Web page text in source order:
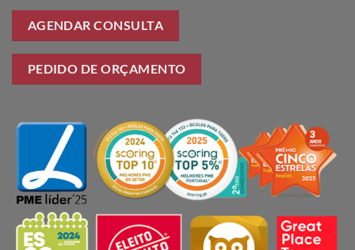
AGENDAR CONSULTA
PEDIDO DE ORÇAMENTO